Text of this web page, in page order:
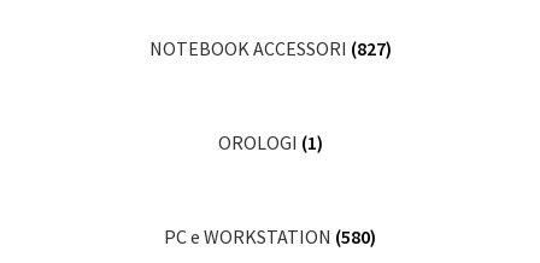
NOTEBOOK ACCESSORI (827)
OROLOGI (1)
PC e WORKSTATION (580)